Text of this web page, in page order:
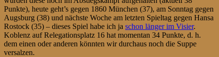
Punkte), heute geht’s gegen 1860 München (37), am Sonntag gegen
Augsburg (38) und nächste Woche am letzten Spieltag gegen Hansa
Rostock (35) – dieses Spiel habe ich ja schon länger im Visier.
Koblenz auf Relegationsplatz 16 hat momentan 34 Punkte, d. h.
dem einen oder anderen könnten wir durchaus noch die Suppe
versalzen.